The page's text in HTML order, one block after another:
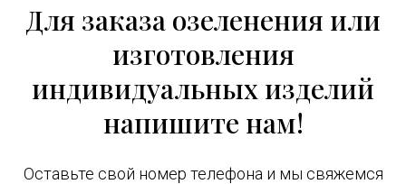
Для заказа озеленения или
изготовления
индивидуальных изделий
напишите нам!
Оставьте свой номер телефона и мы свяжемся